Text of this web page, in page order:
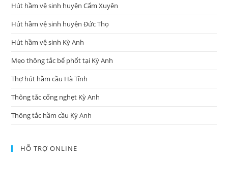
Hút hầm vệ sinh huyện Cẩm Xuyên
Hút hầm vệ sinh huyện Đức Thọ
Hút hầm vệ sinh Kỳ Anh
Mẹo thông tắc bể phốt tại Kỳ Anh
Thợ hút hầm cầu Hà Tĩnh
Thông tắc cống nghẹt Kỳ Anh
Thông tắc hầm cầu Kỳ Anh
HỖ TRỢ ONLINE